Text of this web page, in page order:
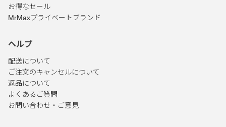
お得なセール
MrMaxプライベートブランド
ヘルプ
配送について
ご注文のキャンセルについて
返品について
よくあるご質問
お問い合わせ・ご意見